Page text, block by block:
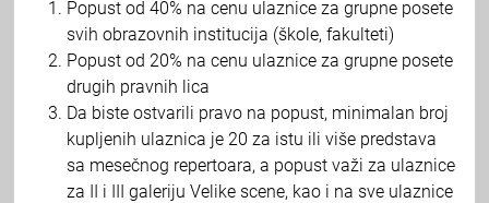
Popust od 40% na cenu ulaznice za grupne posete
svih obrazovnih institucija (škole, fakulteti)
Popust od 20% na cenu ulaznice za grupne posete
drugih pravnih lica
Da biste ostvarili pravo na popust, minimalan broj
kupljenih ulaznica je 20 za istu ili više predstava
sa mesečnog repertoara, a popust važi za ulaznice
za II i III galeriju Velike scene, kao i na sve ulaznice